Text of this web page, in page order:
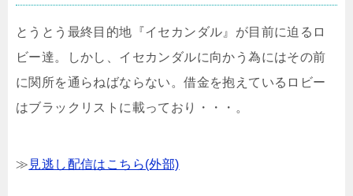
とうとう最終目的地『イセカンダル』が目前に迫るロ
ビー達。しかし、イセカンダルに向かう為にはその前
に関所を通らねばならない。借金を抱えているロビー
はブラックリストに載っており・・・。
≫ 見逃し配信はこちら(外部)